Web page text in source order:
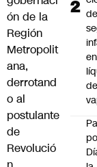
ón de la
Región
Metropolit
ana,
derrotand
o al
postulante
de
Revolució
de
en
de